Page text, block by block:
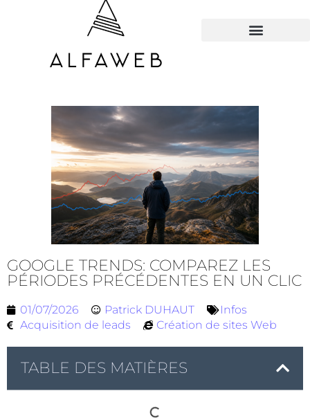
GOOGLE TRENDS: COMPAREZ LES
PÉRIODES PRÉCÉDENTES EN UN CLIC
01/07/2026 Patrick DUHAUT
Infos
Acquisition de leads
Création de sites Web
TABLE DES MATIÈRES